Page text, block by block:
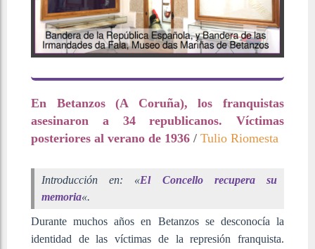
En Betanzos (A Coruña), los franquistas
asesinaron a 34 republicanos. Víctimas
posteriores al verano de 1936 / Tulio Riomesta
Introducción en: «El Concello recupera su
memoria«.
Durante muchos años en Betanzos se desconocía la
identidad de las víctimas de la represión franquista.